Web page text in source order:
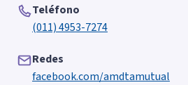
Teléfono
(011) 4953-7274
Redes
facebook.com/amdtamutual